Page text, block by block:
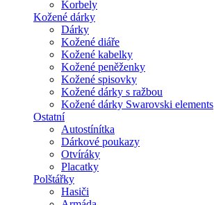
Korbely
Kožené dárky
Dárky
Kožené diáře
Kožené kabelky
Kožené peněženky
Kožené spisovky
Kožené dárky s ražbou
Kožené dárky Swarovski elements
Ostatní
Autostínítka
Dárkové poukazy
Otvíráky
Placatky
Polštářky
Hasiči